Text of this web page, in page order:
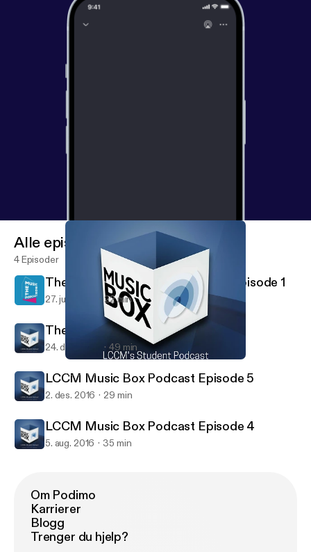
LCCM Music Box Podcast
Alle episoder
4 Episoder
The Music Box Podcast Series 2 Episode 1
27. juni 2017 22 min
The Music Box Podcast Episode 6
24. des. 2016 49 min
LCCM Music Box Podcast Episode 5
2. des. 2016 29 min
LCCM Music Box Podcast Episode 4
5. aug. 2016 35 min
Om Podimo
Karrierer
Blogg
Trenger du hjelp?